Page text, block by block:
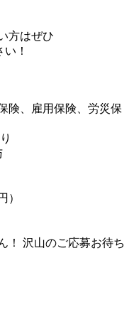
方はぜひ
！
険、雇用保険、労災保
）
！ 沢山のご応募お待ち